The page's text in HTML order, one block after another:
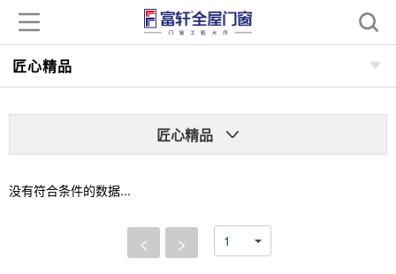
匠心精品
匠心精品
没有符合条件的数据...
< >